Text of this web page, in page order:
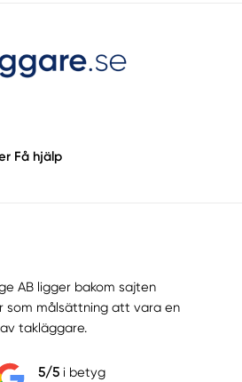
Få hjälp
AB ligger bakom sajten
som målsättning att vara en
takläggare.
5/5i betyg